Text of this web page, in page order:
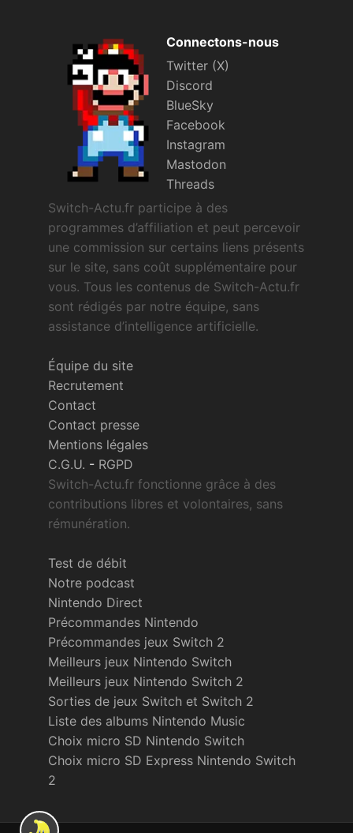
Connectons-nous
Twitter (X)
Discord
BlueSky
Facebook
Instagram
Mastodon
Threads
Switch-Actu.fr participe à des
programmes d’affiliation et peut percevoir
une commission sur certains liens présents
sur le site, sans coût supplémentaire pour
vous. Tous les contenus de Switch-Actu.fr
sont rédigés par notre équipe, sans
assistance d’intelligence artificielle.
Équipe du site
Recrutement
Contact
Contact presse
Mentions légales
C.G.U. - RGPD
Switch-Actu.fr fonctionne grâce à des
contributions libres et volontaires, sans
rémunération.
Test de débit
Notre podcast
Nintendo Direct
Précommandes Nintendo
Précommandes jeux Switch 2
Meilleurs jeux Nintendo Switch
Meilleurs jeux Nintendo Switch 2
Sorties de jeux Switch et Switch 2
Liste des albums Nintendo Music
Choix micro SD Nintendo Switch
Choix micro SD Express Nintendo Switch
2